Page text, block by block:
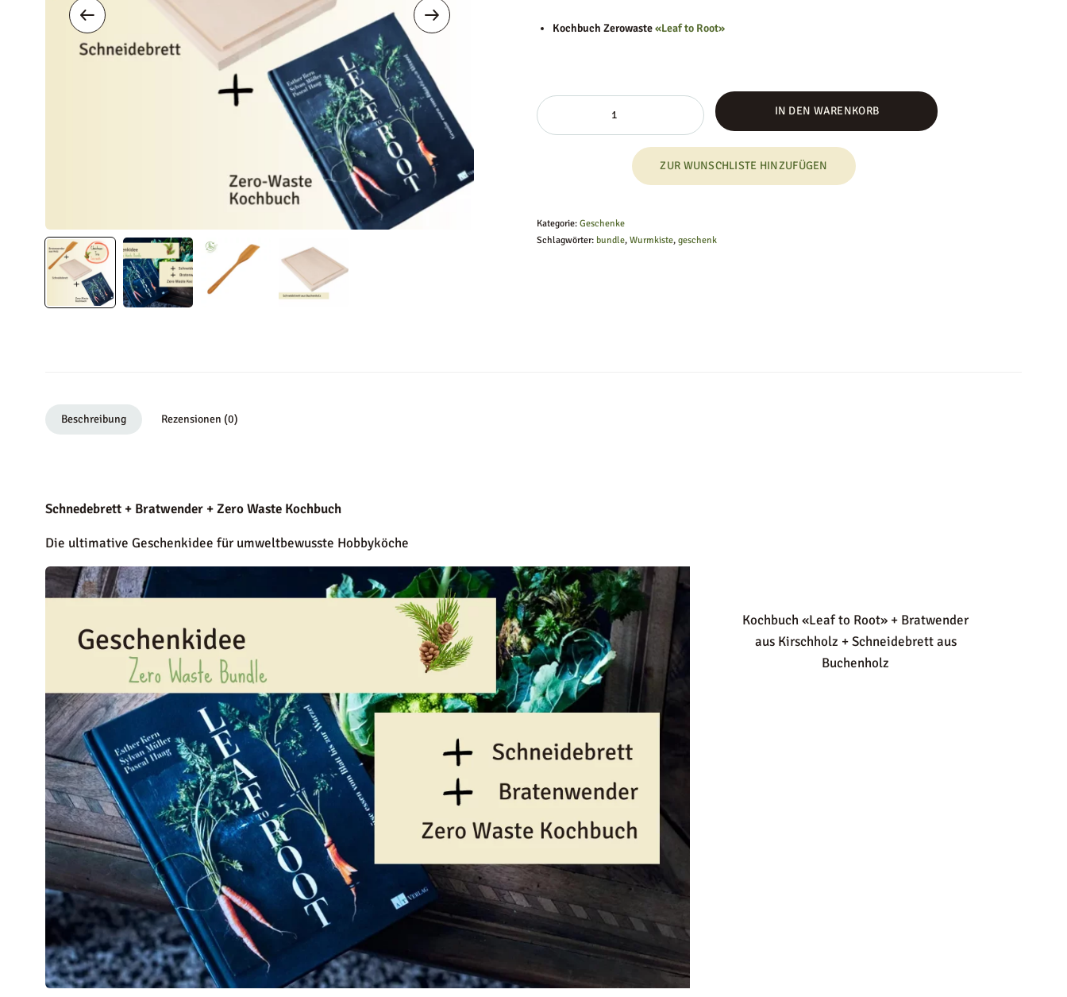
Kochbuch Zerowaste«Leaf to Root»
IN DEN WARENKORB
ZUR WUNSCHLISTE HINZUFÜGEN
Kategorie:Geschenke
Schlagwörter: bundle,Wurmkiste,geschenk
Beschreibung Rezensionen (0)
Schnedebrett + Bratwender + Zero Waste Kochbuch
Die ultimative Geschenkidee für umweltbewusste Hobbyköche
Kochbuch «Leaf to Root» + Bratwender
aus Kirschholz +Schneidebrett aus
Buchenholz